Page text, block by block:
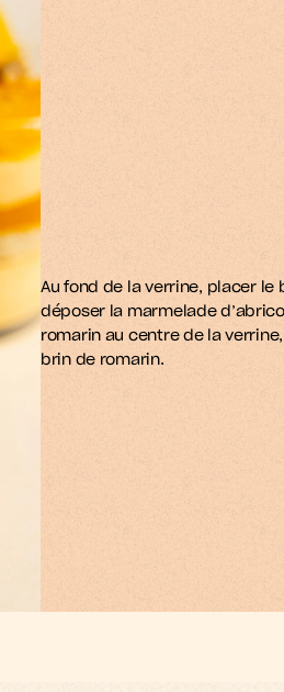
Montageetfinitio
Au fond de la verrine, placer
déposer la marmelade
romarin au centre de la
brin de romarin.